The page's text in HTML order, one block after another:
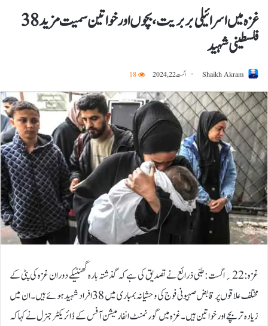
غزہ میں اسرائیلی بربریت، بچوں اور خواتین سمیت مزید 38
فلسطینی شہید
Shaikh Akram اگست 22, 2024 18
غزہ:22؍اگست:طبی ذرائع نے تصدیق کی ہے کہ گذشتہ بارہ گھنٹیکے دوران غزہ کی پٹی کے
مختلف علاقوں پر قابض صہیونی فوج کی وحشیانہ بمباری میں 38 افراد شہید ہوئے ہیں۔ ان میں
زیادہ تر بچے اور خواتین ہیں۔غزہ میں گورنمنٹ انفارمیشن آفس کے ڈائریکٹر جنرل نے کہاکہ